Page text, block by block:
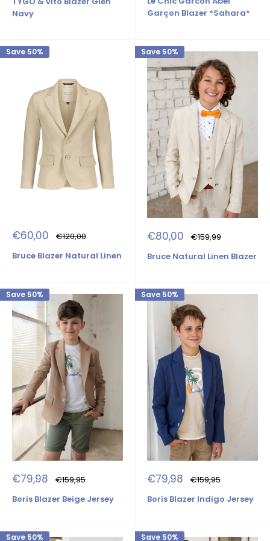
Navy
Garçon Blazer *Sahara*
Save 50%
Sale
price
€60,00 Regular
price
€120,00
Bruce Blazer Natural Linen
Save 50%
Sale
price
€80,00 Regular
price
€159,99
Bruce Natural Linen Blazer
Save 50%
Sale
price
€79,98 Regular
price
€159,95
Boris Blazer Beige Jersey
Save 50%
Sale
price
€79,98 Regular
price
€159,95
Boris Blazer Indigo Jersey
Save 50% Save 50%